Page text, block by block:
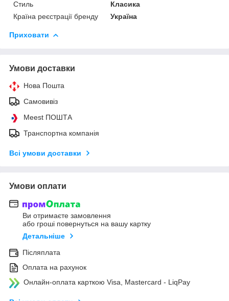
Стиль
Класика
Країна реєстрації бренду
Україна
Приховати
Умови доставки
Нова Пошта
Самовивіз
Meest ПОШТА
Транспортна компанія
Всі умови доставки
Умови оплати
Ви отримаєте замовлення
або гроші повернуться на вашу картку
Детальніше
Післяплата
Оплата на рахунок
Онлайн-оплата карткою Visa, Mastercard - LiqPay